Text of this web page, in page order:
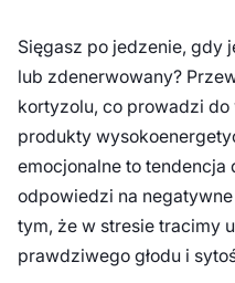
Sięgasz po jedzenie, gdy
lub zdenerwowany?
kortyzolu, co prowadzi
produkty
emocjonalne to tendencja
odpowiedzi na
tym, że w stresie tracimy
prawdziwego głodu i